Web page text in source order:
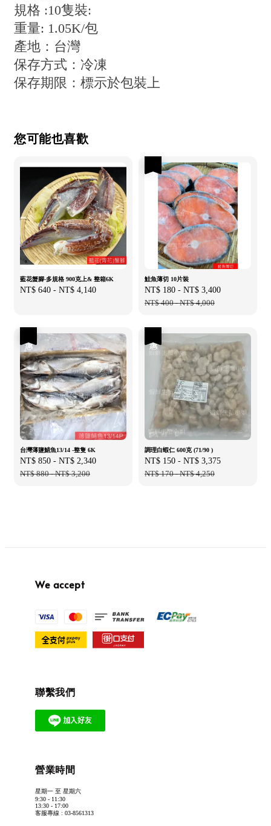
規格 :10隻裝:
重量: 1.05K/包
產地：台灣
保存方式：冷凍
保存期限：標示於包裝上
您可能也喜歡
藍花蟹腳-多規格 900克上& 整箱6K
Regular
NT$ 640 - NT$ 4,140
鮭魚薄切 10片裝
Sale
price
NT$ 180 - NT$ 3,400
NT$ 400-NT$ 4,000
台灣薄鹽鯖魚13/14 -整隻 6K
Sale
price
NT$ 850 - NT$ 2,340
NT$ 880-NT$ 3,200
調理白蝦仁 600克 (71/90 )
Sale
price
NT$ 150 - NT$ 3,375
NT$ 170-NT$ 4,250
We accept
聯繫我們
營業時間
星期一 至 星期六
9:30 - 11:30
13:30 - 17:00
客服專線 : 03-8561313